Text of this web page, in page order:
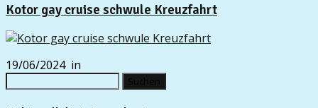
Kotor gay cruise schwule Kreuzfahrt
19/06/2024in